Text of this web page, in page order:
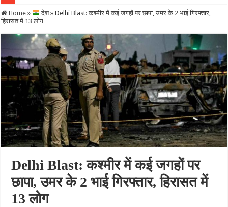
Home » देश » Delhi Blast: कश्मीर में कई जगहों पर छापा, उमर के 2 भाई गिरफ्तार,
हिरासत में 13 लोग
Delhi Blast: कश्मीर में कई जगहों पर
छापा, उमर के 2 भाई गिरफ्तार, हिरासत में
13 लोग